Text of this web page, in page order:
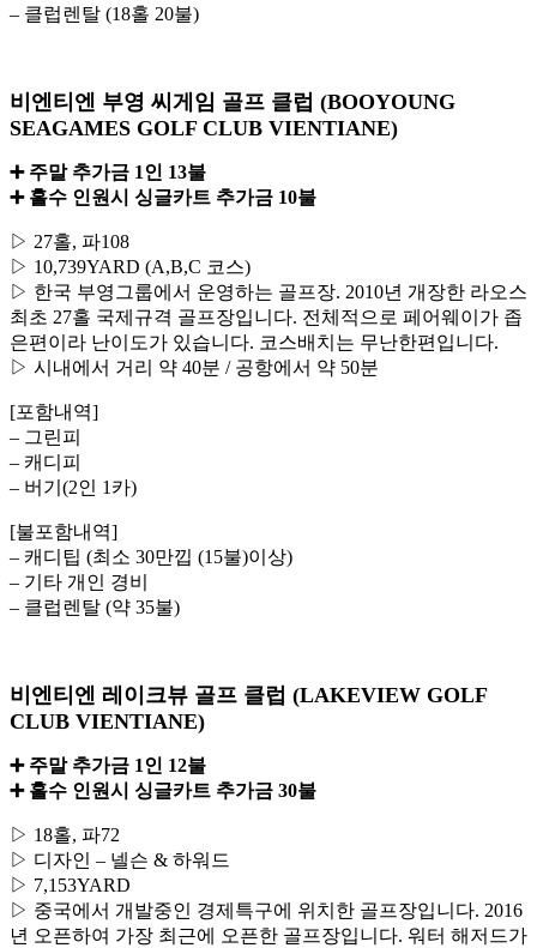
– 클럽렌탈 (18홀 20불)
비엔티엔 부영 씨게임 골프 클럽 (BOOYOUNG
SEAGAMES GOLF CLUB VIENTIANE)
➕ 주말 추가금 1인 13불
➕ 홀수 인원시 싱글카트 추가금 10불
▷ 27홀, 파108
▷ 10,739YARD (A,B,C 코스)
▷ 한국 부영그룹에서 운영하는 골프장. 2010년 개장한 라오스
최초 27홀 국제규격 골프장입니다. 전체적으로 페어웨이가 좁
은편이라 난이도가 있습니다. 코스배치는 무난한편입니다.
▷ 시내에서 거리 약 40분 / 공항에서 약 50분
[포함내역]
– 그린피
– 캐디피
– 버기(2인 1카)
[불포함내역]
– 캐디팁 (최소 30만낍 (15불)이상)
– 기타 개인 경비
– 클럽렌탈 (약 35불)
비엔티엔 레이크뷰 골프 클럽 (LAKEVIEW GOLF
CLUB VIENTIANE)
➕ 주말 추가금 1인 12불
➕ 홀수 인원시 싱글카트 추가금 30불
▷ 18홀, 파72
▷ 디자인 – 넬슨 & 하워드
▷ 7,153YARD
▷ 중국에서 개발중인 경제특구에 위치한 골프장입니다. 2016
년 오픈하여 가장 최근에 오픈한 골프장입니다. 워터 해저드가